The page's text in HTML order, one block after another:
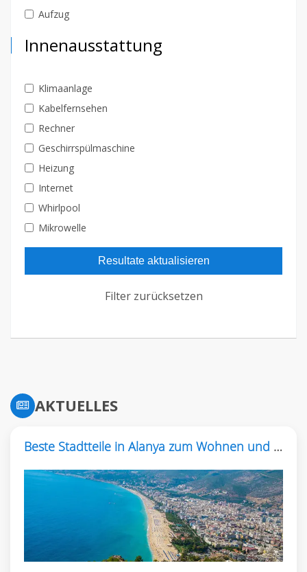
Aufzug
Innenausstattung
Klimaanlage
Kabelfernsehen
Rechner
Geschirrspülmaschine
Heizung
Internet
Whirlpool
Mikrowelle
Resultate aktualisieren
Filter zurücksetzen
AKTUELLES
Beste Stadtteile in Alanya zum Wohnen und Kaufen